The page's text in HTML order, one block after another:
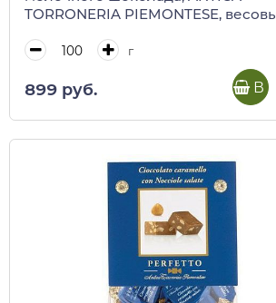
TORRONERIA PIEMONTESE,
г
899 руб. В